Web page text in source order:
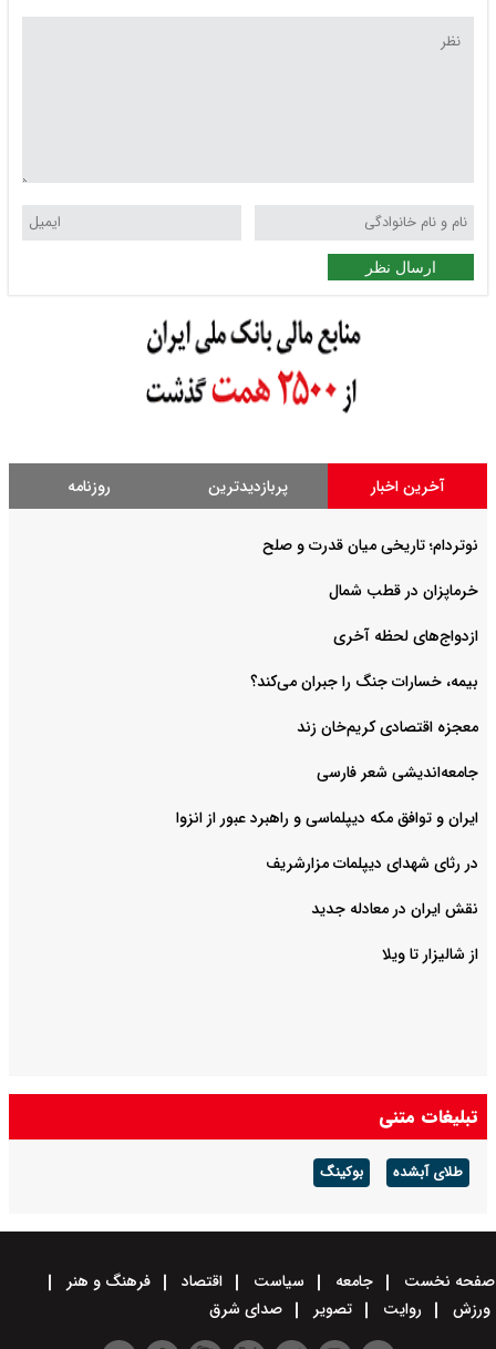
ارسال نظر
آخرین اخبار پربازدیدترین روزنامه
نوتردام؛ تاریخی میان قدرت و صلح‌
خرماپزان در قطب شمال
ازدواج‌های لحظه آخری
بیمه، خسارات جنگ را جبران می‌کند؟
معجزه اقتصادی کریم‌خان زند
جامعه‌اندیشی شعر فارسی
ایران و توافق مکه دیپلماسی و راهبرد عبور از انزوا
در رثای شهدای دیپلمات مزارشریف
نقش ایران در معادله جدید
از شالیزار تا ویلا
تبلیغات متنی
طلای آبشده بوکینگ
صفحه نخست جامعه سیاست اقتصاد
فرهنگ و هنر
ورزش
روایت تصویر صدای شرق